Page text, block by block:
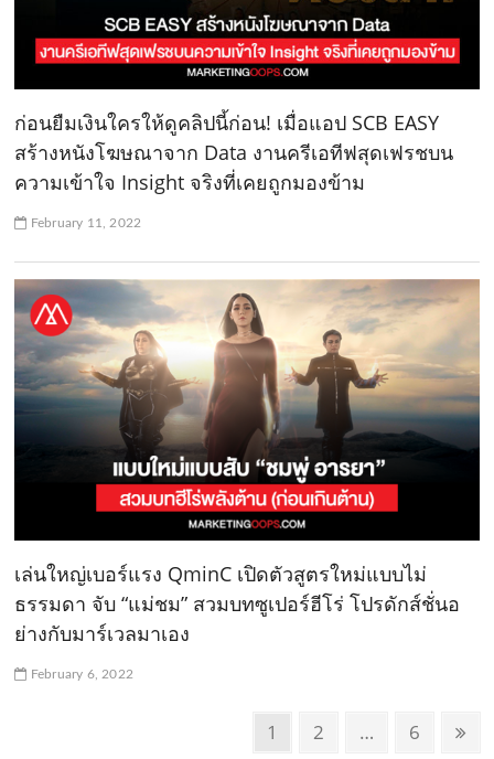
ก่อนยืมเงินใครให้ดูคลิปนี้ก่อน! เมื่อแอป SCB EASY
สร้างหนังโฆษณาจาก Data งานครีเอทีฟสุดเฟรชบน
ความเข้าใจ Insight จริงที่เคยถูกมองข้าม
February 11, 2022
เล่นใหญ่เบอร์แรง QminC เปิดตัวสูตรใหม่แบบไม่
ธรรมดา จับ “แม่ชม” สวมบทซูเปอร์ฮีโร่ โปรดักส์ชั่นอ
ย่างกับมาร์เวลมาเอง
February 6, 2022
P1
P
2 …
P
6